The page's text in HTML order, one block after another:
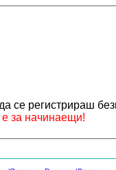
се регистрираш
за начинаещи!